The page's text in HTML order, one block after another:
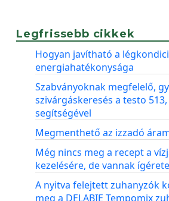
Legfrissebb cikkek
Hogyan javítható a
energiahatékonysága
Szabványoknak megfelelő,
szivárgáskeresés a testo 513,
segítségével
Megmenthető az izzadó
Még nincs meg a recept a
kezelésére, de vannak
A nyitva felejtett zuhanyzók
meg a DELABIE Tempomix